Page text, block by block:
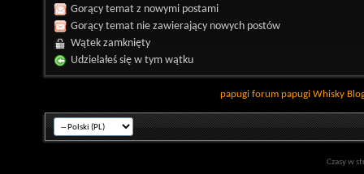
Gorący temat z nowymi postami
Gorący temat nie zawierający nowych postów
Wątek zamknięty
Udzielałeś się w tym wątku
papugi forum papugi Whisky
Czasy w